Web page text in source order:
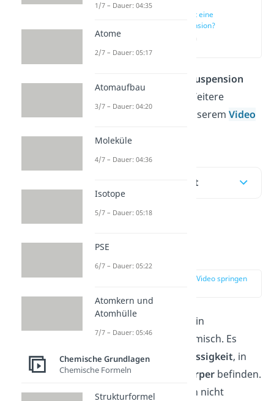
Was ist eine
Suspension?
(00:13)
Suspension
verstehst und alles Weitere
erfährst du hier
in unserem Video
Inhaltsübersicht
Suspension?
zur Stelle im Video springen
EineSuspension
ist ein
heterogenes Stoffgemisch. Es
besteht aus einer
Flüssigkeit, in
der sich feine
Festkörperbefinden.
Diese Partikel bleiben nicht
1/7 – Dauer: 04:35
Atome
2/7 – Dauer: 05:17
Atomaufbau
3/7 – Dauer: 04:20
Moleküle
4/7 – Dauer: 04:36
Isotope
5/7 – Dauer: 05:18
PSE
6/7 – Dauer: 05:22
Atomkern und
Atomhülle
7/7 – Dauer: 05:46
Chemische Grundlagen
Chemische Formeln
Strukturformel